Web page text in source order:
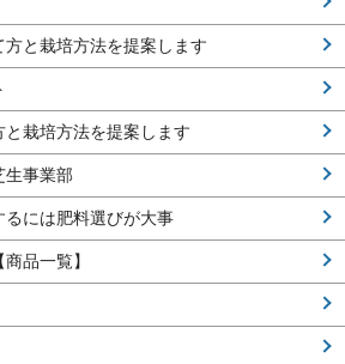
と栽培方法を提案します
栽培方法を提案します
生事業部
には肥料選びが大事
品一覧】